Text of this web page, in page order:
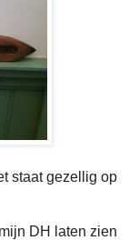
staat gezellig op
DH laten zien